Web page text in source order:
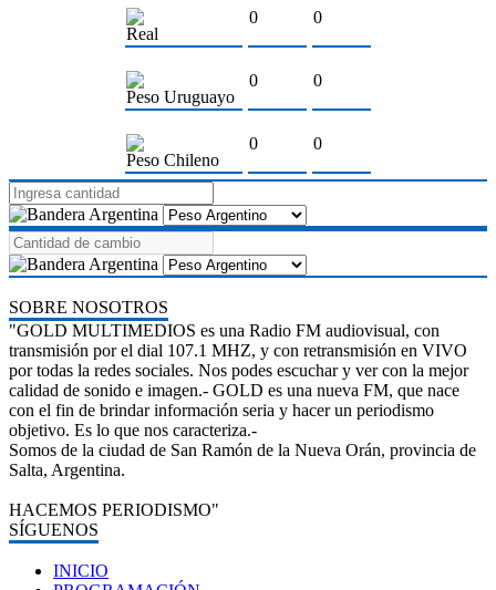
Real
0 0
Peso Uruguayo
0 0
Peso Chileno
0 0
SOBRE NOSOTROS
"GOLD MULTIMEDIOS es una Radio FM audiovisual, con
transmisión por el dial 107.1 MHZ, y con retransmisión en VIVO
por todas la redes sociales. Nos podes escuchar y ver con la mejor
calidad de sonido e imagen.- GOLD es una nueva FM, que nace
con el fin de brindar información seria y hacer un periodismo
objetivo. Es lo que nos caracteriza.-
Somos de la ciudad de San Ramón de la Nueva Orán, provincia de
Salta, Argentina.
HACEMOS PERIODISMO"
SÍGUENOS
INICIO